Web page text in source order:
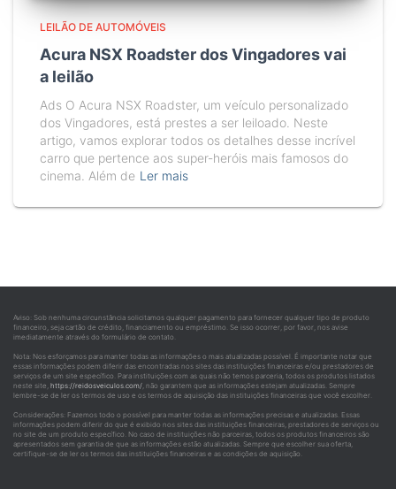
LEILÃO DE AUTOMÓVEIS
Acura NSX Roadster dos Vingadores vai
a leilão
Ads O Acura NSX Roadster, um veículo personalizado
dos Vingadores, está prestes a ser leiloado. Neste
artigo, vamos explorar todos os detalhes desse incrível
carro que pertence aos super-heróis mais famosos do
cinema. Além de Ler mais
Aviso: Sob nenhuma circunstância solicitamos qualquer pagamento para fornecer qualquer tipo de produto
financeiro, seja cartão de crédito, financiamento ou empréstimo. Se isso ocorrer, por favor, nos avise
imediatamente através do formulário de contato.
Nota: Nos esforçamos para manter todas as informações o mais atualizadas possível. É importante notar que
essas informações podem diferir das encontradas nos sites das instituições financeiras e/ou prestadores de
serviços de um site específico. Para instituições com as quais não temos parceria, todos os produtos listados
neste site, https://reidosveiculos.com/, não garantem que as informações estejam atualizadas. Sempre
lembre-se de ler os termos de uso e os termos de aquisição das instituições financeiras que você escolher.
Considerações: Fazemos todo o possível para manter todas as informações precisas e atualizadas. Essas
informações podem diferir do que é exibido nos sites das instituições financeiras, prestadores de serviços ou
no site de um produto específico. No caso de instituições não parceiras, todos os produtos financeiros são
apresentados sem garantia de que as informações estão atualizadas. Sempre que escolher sua oferta,
certifique-se de ler os termos das instituições financeiras e as condições de aquisição.